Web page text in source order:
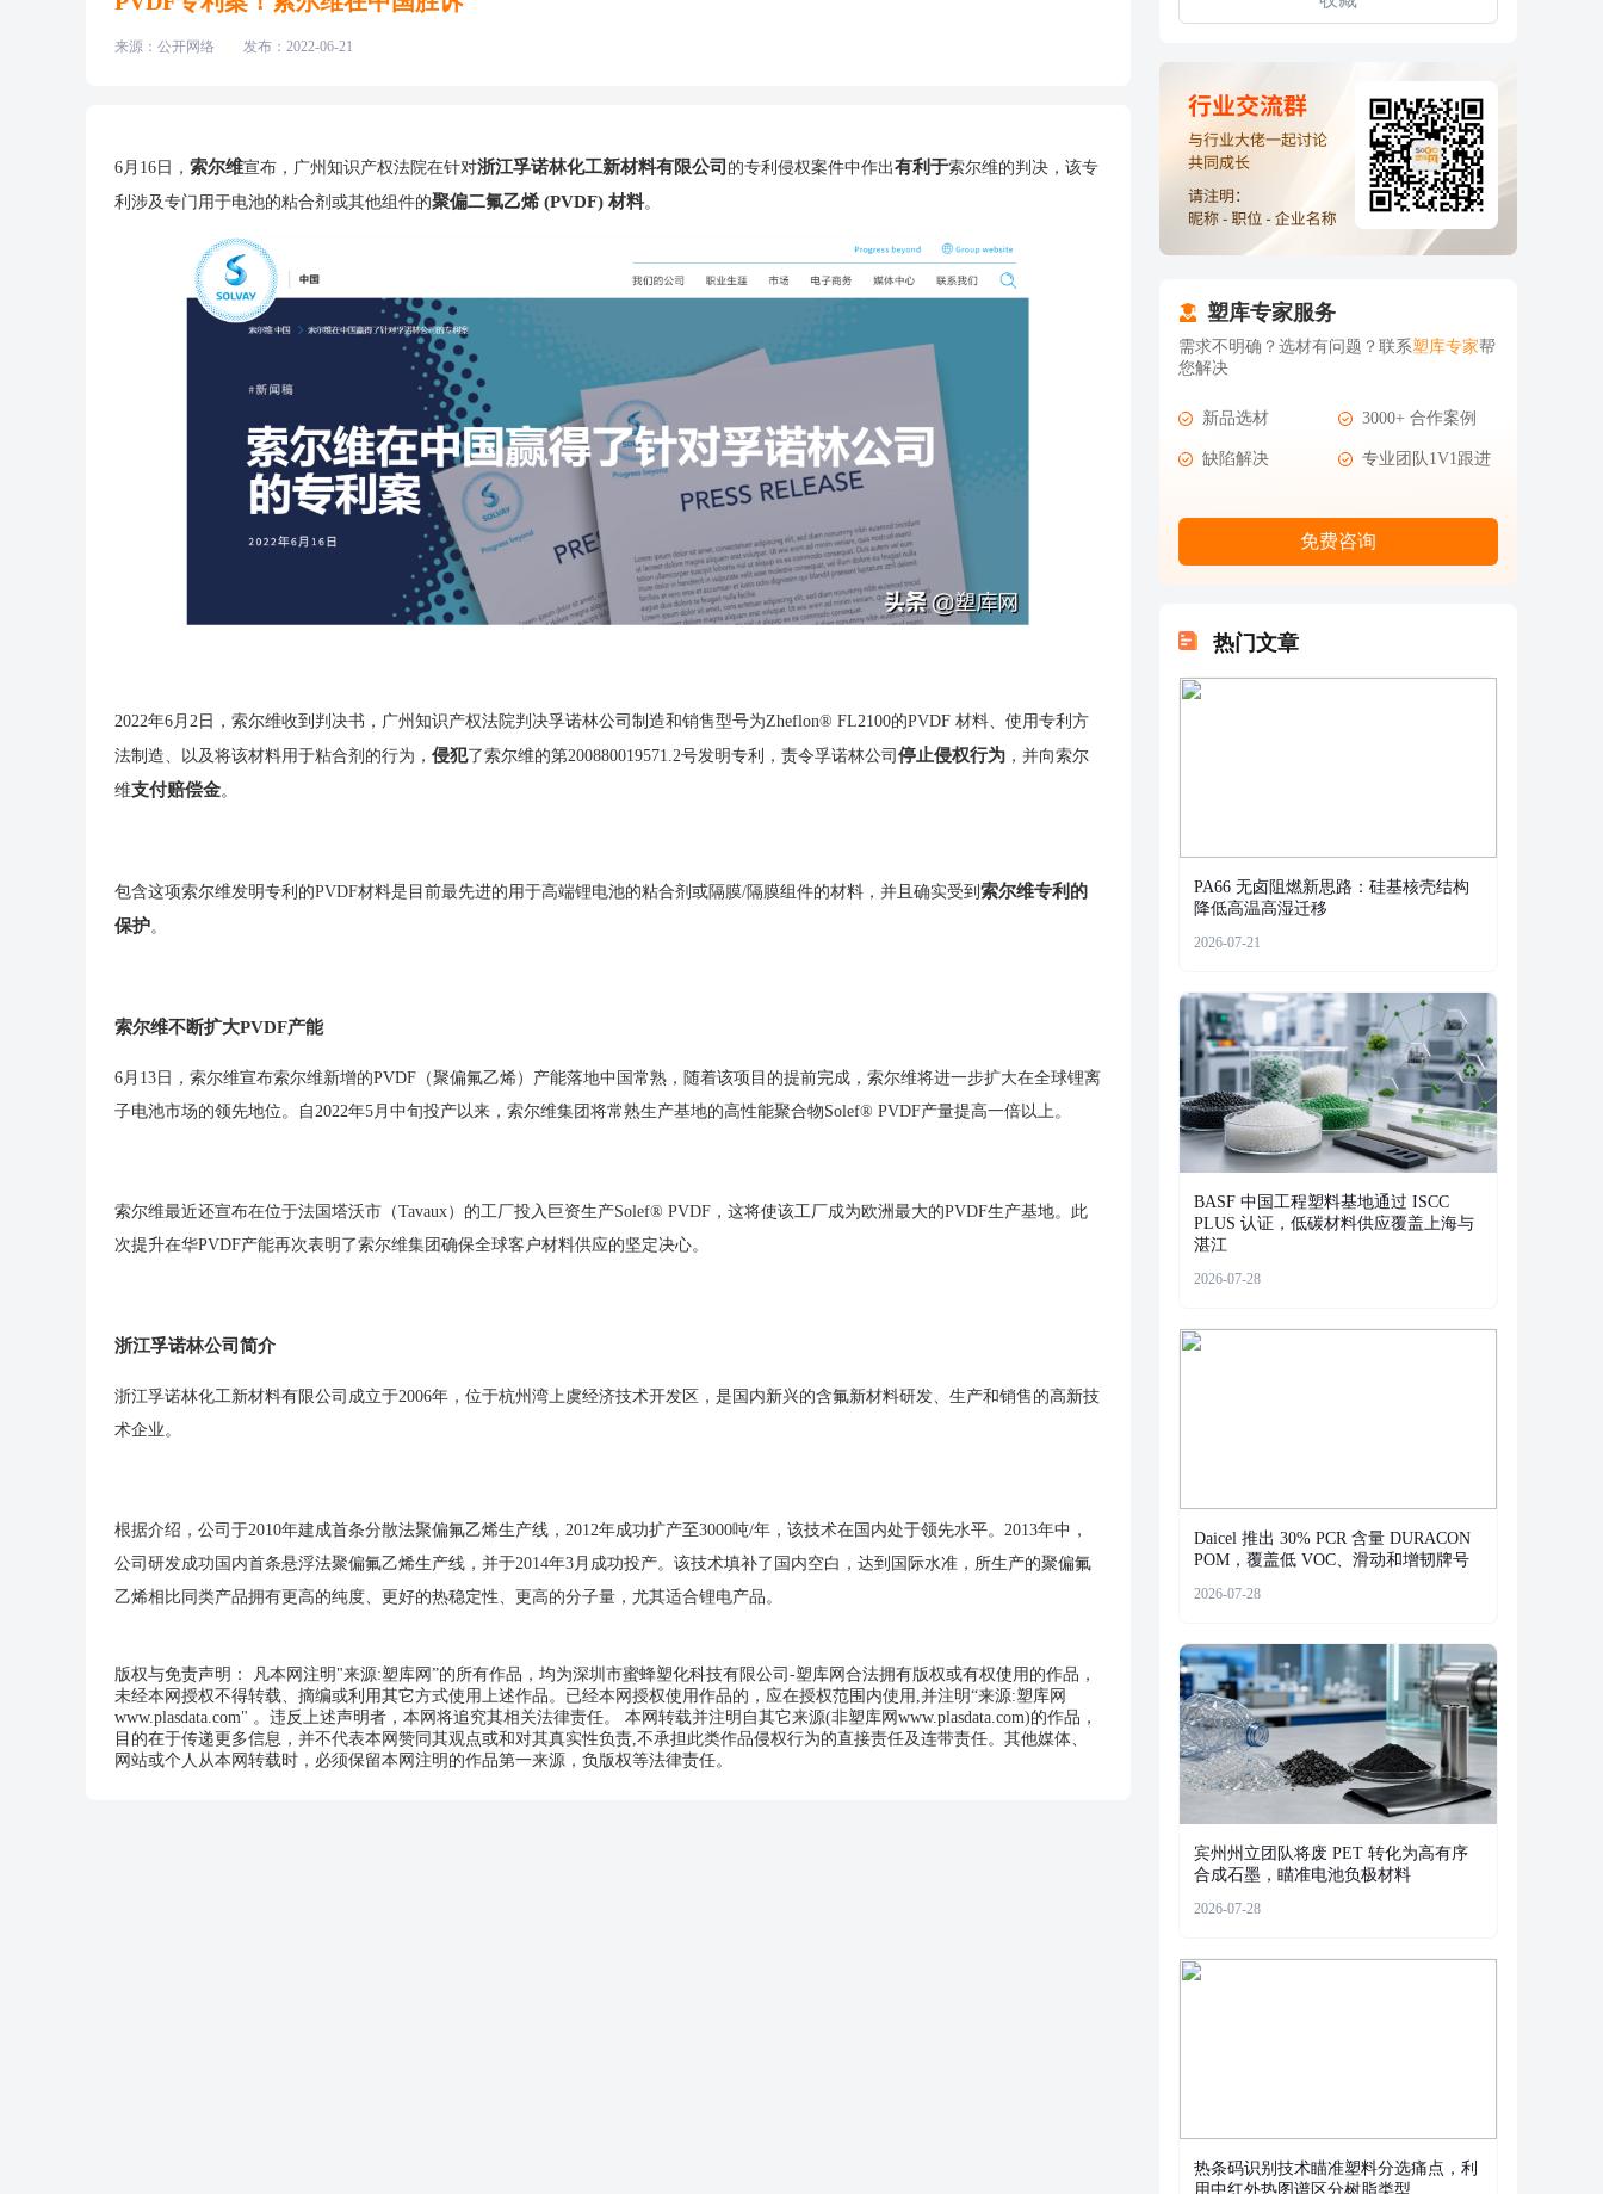
来源：公开网络 发布：2022-06-21
6月16日， 索尔维宣布，广州知识产权法院在针对浙江孚诺林化工新材料有限公司 的专利侵权案件中作出有利于索尔维的判决，该专
利涉及专门用于电池的粘合剂或其他组件的聚偏二氟乙烯 (PVDF) 材料。
2022年6月2日，索尔维收到判决书，广州知识产权法院判决孚诺林公司制造和销售型号为Zheflon® FL2100的PVDF 材料、使用专利方
法制造、以及将该材料用于粘合剂的行为， 侵犯了索尔维的第200880019571.2号发明专利，责令孚诺林公司 停止侵权行为 ，并向索尔
维支付赔偿金。
包含这项索尔维发明专利的PVDF材料是目前最先进的用于高端锂电池的粘合剂或隔膜/隔膜组件的材料，并且确实受到 索尔维专利的
保护。
索尔维不断扩大PVDF产能
6月13日，索尔维宣布索尔维新增的PVDF（聚偏氟乙烯）产能落地中国常熟，随着该项目的提前完成，索尔维将进一步扩大在全球锂离
子电池市场的领先地位。自2022年5月中旬投产以来，索尔维集团将常熟生产基地的高性能聚合物Solef® PVDF产量提高一倍以上。
索尔维最近还宣布在位于法国塔沃市（Tavaux）的工厂投入巨资生产Solef® PVDF，这将使该工厂成为欧洲最大的PVDF生产基地。此
次提升在华PVDF产能再次表明了索尔维集团确保全球客户材料供应的坚定决心。
浙江孚诺林公司简介
浙江孚诺林化工新材料有限公司成立于2006年，位于杭州湾上虞经济技术开发区，是国内新兴的含氟新材料研发、生产和销售的高新技
术企业。
根据介绍，公司于2010年建成首条分散法聚偏氟乙烯生产线，2012年成功扩产至3000吨/年，该技术在国内处于领先水平。2013年中，
公司研发成功国内首条悬浮法聚偏氟乙烯生产线，并于2014年3月成功投产。该技术填补了国内空白，达到国际水准，所生产的聚偏氟
乙烯相比同类产品拥有更高的纯度、更好的热稳定性、更高的分子量，尤其适合锂电产品。
版权与免责声明： 凡本网注明"来源:塑库网”的所有作品，均为深圳市蜜蜂塑化科技有限公司-塑库网合法拥有版权或有权使用的作品，
未经本网授权不得转载、摘编或利用其它方式使用上述作品。已经本网授权使用作品的，应在授权范围内使用,并注明“来源:塑库网
www.plasdata.com" 。违反上述声明者，本网将追究其相关法律责任。 本网转载并注明自其它来源(非塑库网www.plasdata.com)的作品，
目的在于传递更多信息，并不代表本网赞同其观点或和对其真实性负责,不承担此类作品侵权行为的直接责任及连带责任。其他媒体、
网站或个人从本网转载时，必须保留本网注明的作品第一来源，负版权等法律责任。
塑库专家服务
需求不明确？选材有问题？联系塑库专家帮
您解决
新品选材 3000+ 合作案例
缺陷解决 专业团队1V1跟进
免费咨询
热门文章
PA66 无卤阻燃新思路：硅基核壳结构
降低高温高湿迁移
2026-07-21
BASF 中国工程塑料基地通过 ISCC
PLUS 认证，低碳材料供应覆盖上海与
湛江
2026-07-28
Daicel 推出 30% PCR 含量 DURACON
POM，覆盖低 VOC、滑动和增韧牌号
2026-07-28
宾州州立团队将废 PET 转化为高有序
合成石墨，瞄准电池负极材料
2026-07-28
热条码识别技术瞄准塑料分选痛点，利
用中红外热图谱区分树脂类型